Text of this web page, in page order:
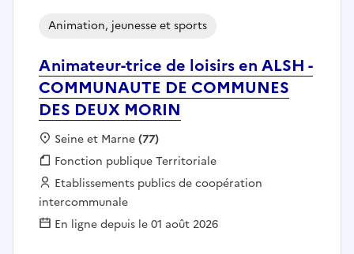
Animateur-trice de loisirs en ALSH -
COMMUNAUTE DE COMMUNES
DES DEUX MORIN
Animation, jeunesse et sports
Localisation :
Seine et Marne(77)
Fonction publique :
Fonction publique Territoriale
Employeur :
Etablissements publics de coopération
intercommunale
En ligne depuis le 01 août 2026